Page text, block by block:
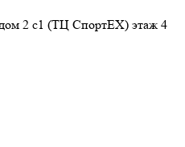
2 с1 (ТЦ СпортEX) этаж 4